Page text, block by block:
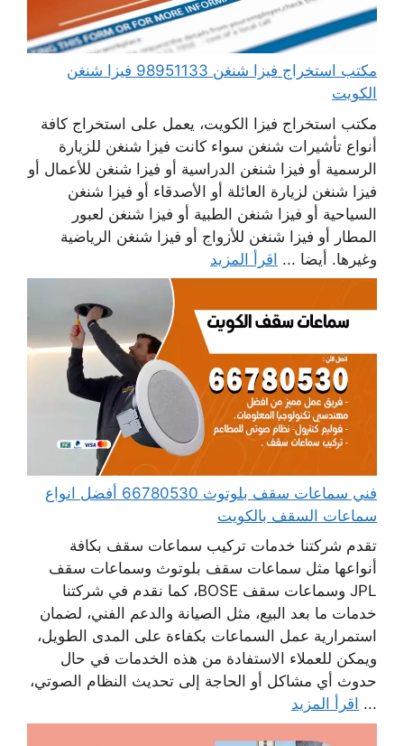
مكتب استخراج فيزا شنغن 98951133 فيزا شنغن
الكويت
مكتب استخراج فيزا الكويت، يعمل على استخراج كافة
أنواع تأشيرات شنغن سواء كانت فيزا شنغن للزيارة
الرسمية أو فيزا شنغن الدراسية أو فيزا شنغن للأعمال أو
فيزا شنغن لزيارة العائلة أو الأصدقاء أو فيزا شنغن
السياحية أو فيزا شنغن الطبية أو فيزا شنغن لعبور
المطار أو فيزا شنغن للأزواج أو فيزا شنغن الرياضية
وغيرها. أيضا ... اقرأ المزيد
فني سماعات سقف بلوتوث 66780530 أفضل انواع
سماعات السقف بالكويت
تقدم شركتنا خدمات تركيب سماعات سقف بكافة
أنواعها مثل سماعات سقف بلوتوث وسماعات سقف
JPL وسماعات سقف BOSE، كما نقدم في شركتنا
خدمات ما بعد البيع، مثل الصيانة والدعم الفني، لضمان
استمرارية عمل السماعات بكفاءة على المدى الطويل،
ويمكن للعملاء الاستفادة من هذه الخدمات في حال
حدوث أي مشاكل أو الحاجة إلى تحديث النظام الصوتي،
... اقرأ المزيد